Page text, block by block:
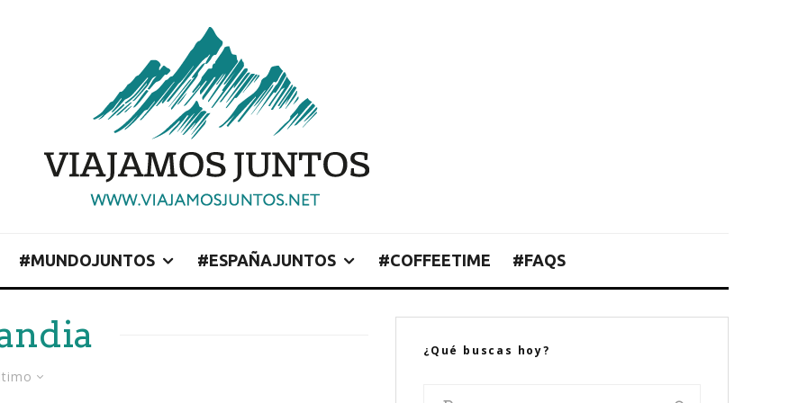
#MUNDOJUNTOS #ESPAÑAJUNTOS #COFFEETIME #FAQS
¿Qué buscas hoy?